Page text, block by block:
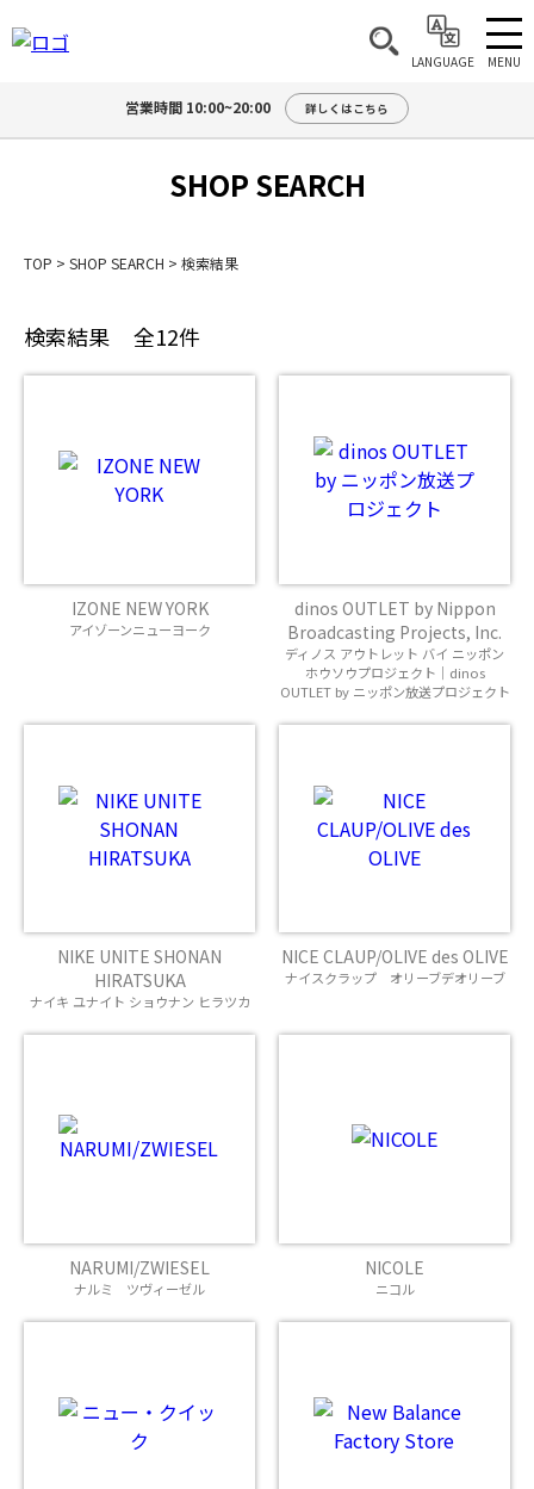
LANGUAGE MENU
営業時間 10:00~20:00 詳しくはこちら
SHOP SEARCH
TOP > SHOP SEARCH > 検索結果
検索結果 全12件
IZONE NEW YORK
アイゾーンニューヨーク
dinos OUTLET by Nippon
Broadcasting Projects, Inc.
ディノス アウトレット バイ ニッポン
ホウソウプロジェクト｜dinos
OUTLET by ニッポン放送プロジェクト
NIKE UNITE SHONAN
HIRATSUKA
ナイキ ユナイト ショウナン ヒラツカ
NICE CLAUP/OLIVE des OLIVE
ナイスクラップ オリーブデオリーブ
NARUMI/ZWIESEL
ナルミ ツヴィーゼル
NICOLE
ニコル